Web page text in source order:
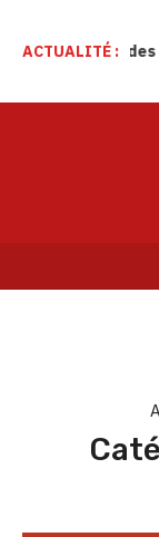
ACTUALITÉ :
des meilleurs